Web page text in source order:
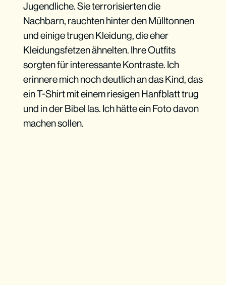
Jugendliche. Sie terrorisierten die
Nachbarn, rauchten hinter den Mülltonnen
und einige trugen Kleidung, die eher
Kleidungsfetzen ähnelten. Ihre Outfits
sorgten für interessante Kontraste. Ich
erinnere mich noch deutlich an das Kind, das
ein T-Shirt mit einem riesigen Hanfblatt trug
und in der Bibel las. Ich hätte ein Foto davon
machen sollen.